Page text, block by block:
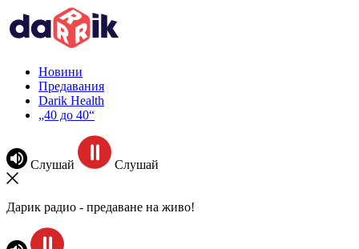
Новини
Предавания
Darik Health
„40 до 40“
Слушай Слушай
Дарик радио - предаване на живо!